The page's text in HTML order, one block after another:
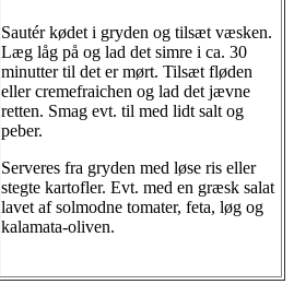
Sautér kødet i gryden og tilsæt væsken.
Læg låg på og lad det simre i ca. 30
minutter til det er mørt. Tilsæt fløden
eller cremefraichen og lad det jævne
retten. Smag evt. til med lidt salt og
peber.
Serveres fra gryden med løse ris eller
stegte kartofler. Evt. med en græsk salat
lavet af solmodne tomater, feta, løg og
kalamata-oliven.